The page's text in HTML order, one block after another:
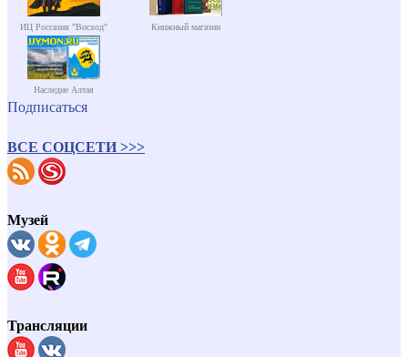
ИЦ Россазия "Восход" Книжный магазин
Наследие Алтая
Подписаться
ВСЕ СОЦСЕТИ >>>
Музей
Трансляции